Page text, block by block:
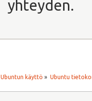
yhteyden.
Ubuntun käyttö » Ubuntu